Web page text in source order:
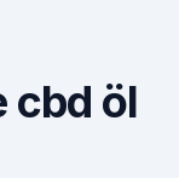
cbd öl